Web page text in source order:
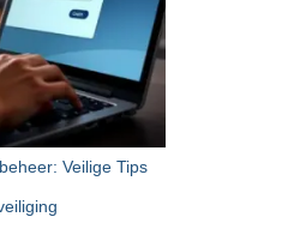
Veilige Tips